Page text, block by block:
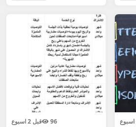
قبل 2 اسبوع 96